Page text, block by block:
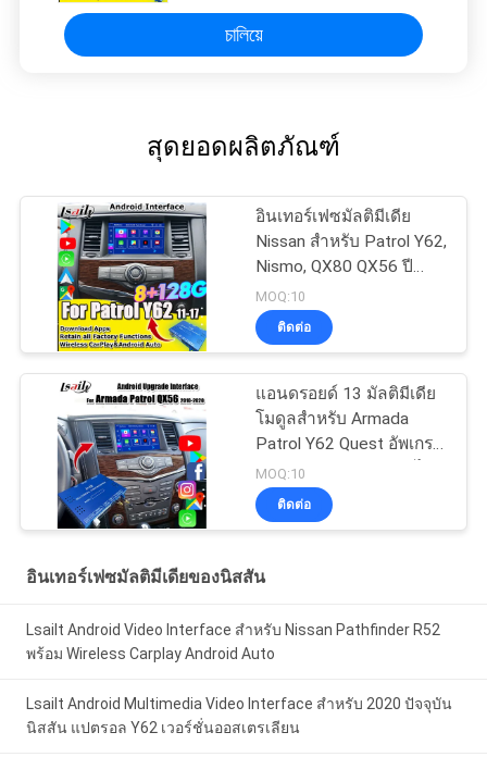
Auto, YouTube
চালিয়ে
สุดยอดผลิตภัณฑ์
อินเทอร์เฟซมัลติมีเดีย
Nissan สำหรับ Patrol Y62,
Nismo, QX80 QX56 ปี
2013-2021 อัปเกรดหน้า
จอ OEM พร้อม Wireless
CarPlay, Android Auto,
MOQ:10
ติดต่อ
แอนดรอยด์ 13 มัลติมีเดีย
โมดูลสําหรับ Armada
Patrol Y62 Quest อัพเกรด
จอ OEM ด้วย CarPlay ไร้
สาย, ยูทูป, แผนที่ Google
MOQ:10
ติดต่อ
อินเทอร์เฟซมัลติมีเดียของนิสสัน
Lsailt Android Video Interface สำหรับ Nissan Pathfinder R52
พร้อม Wireless Carplay Android Auto
Lsailt Android Multimedia Video Interface สําหรับ 2020 ปัจจุบัน
นิสสัน แปตรอล Y62 เวอร์ชั่นออสเตรเลียน